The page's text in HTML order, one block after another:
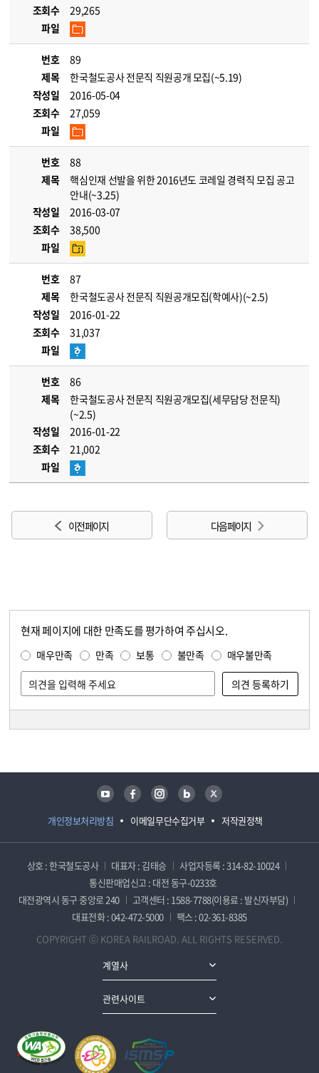
조회수
29,265
파일
번호
89
제목
한국철도공사 전문직 직원공개 모집(~5.19)
작성일
2016-05-04
조회수
27,059
파일
번호
88
제목
핵심인재 선발을 위한 2016년도 코레일 경력직 모집 공고
안내(~3.25)
작성일
2016-03-07
조회수
38,500
파일
번호
87
제목
한국철도공사 전문직 직원공개모집(학예사)(~2.5)
작성일
2016-01-22
조회수
31,037
파일
번호
86
제목
한국철도공사 전문직 직원공개모집(세무담당 전문직)
(~2.5)
작성일
2016-01-22
조회수
21,002
파일
이전 페이지 다음 페이지
현재 페이지에 대한 만족도를 평가하여 주십시오.
매우만족 만족 보통 불만족 매우불만족
개인정보처리방침 이메일무단수집거부 저작권정책
유튜브 페이스북 인스타그램 블로그 트위터
상호 : 한국철도공사 대표자 : 김태승
사업자등록 : 314-82-10024
통신판매업신고 : 대전 동구-0233호
대전광역시 동구 중앙로 240
고객센터 : 1588-7788(이용료 : 발신자부담)
대표전화 : 042-472-5000
팩스 : 02-361-8385
COPYRIGHT ⓒ KOREA RAILROAD. ALL RIGHTS RESERVED.
계열사
관련사이트